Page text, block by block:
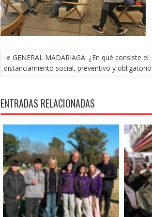
NAVEGACIÓN
DE
ENTRADAS
GENERAL MADARIAGA: ¿En qué consiste el
distanciamiento social, preventivo y
ENTRADAS RELACIONADAS